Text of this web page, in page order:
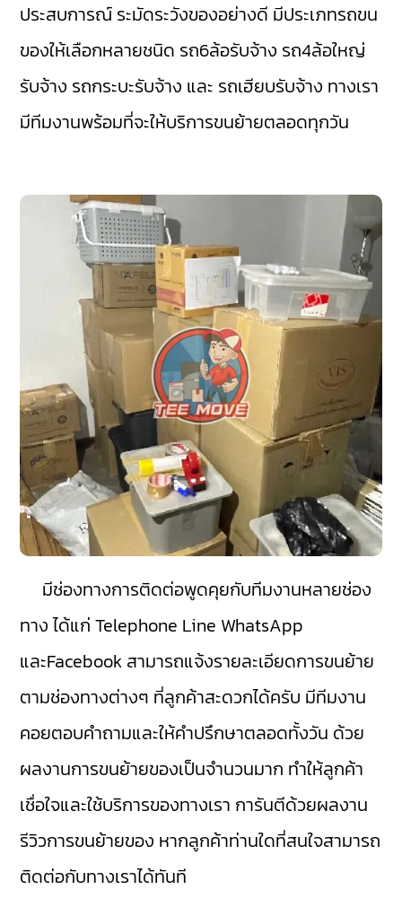
ประสบการณ์ ระมัดระวังของอย่างดี มีประเภทรถขน
ของให้เลือกหลายชนิด รถ6ล้อรับจ้าง รถ4ล้อใหญ่
รับจ้าง รถกระบะรับจ้าง และ รถเฮียบรับจ้าง ทางเรา
มีทีมงานพร้อมที่จะให้บริการขนย้ายตลอดทุกวัน
มีช่องทางการติดต่อพูดคุยกับทีมงานหลายช่อง
ทาง ได้แก่ Telephone Line WhatsApp
และFacebook สามารถแจ้งรายละเอียดการขนย้าย
ตามช่องทางต่างๆ ที่ลูกค้าสะดวกได้ครับ มีทีมงาน
คอยตอบคำถามและให้คำปรึกษาตลอดทั้งวัน ด้วย
ผลงานการขนย้ายของเป็นจำนวนมาก ทำให้ลูกค้า
เชื่อใจและใช้บริการของทางเรา การันตีด้วยผลงาน
รีวิวการขนย้ายของ หากลูกค้าท่านใดที่สนใจสามารถ
ติดต่อกับทางเราได้ทันที